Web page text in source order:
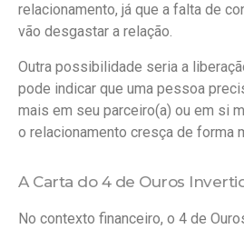
relacionamento, já que a falta de
vão desgastar a relação.
Outra possibilidade seria a
pode indicar que uma pessoa
mais em seu parceiro(a) ou em si
o relacionamento cresça de forma
A Carta do 4 de Ouros
No contexto financeiro, o 4 de